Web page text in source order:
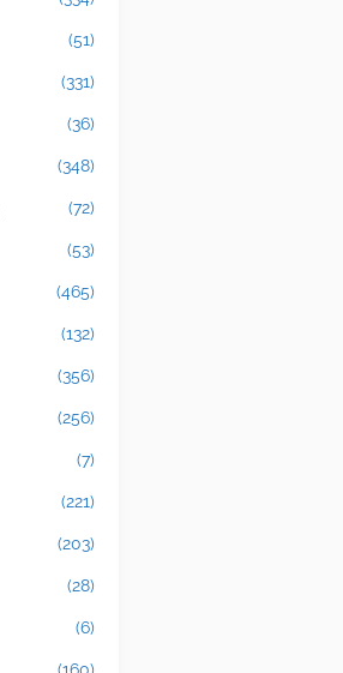
(51)
(331)
(36)
(348)
(72)
(53)
(465)
(132)
(356)
(256)
(7)
(221)
(203)
(28)
(6)